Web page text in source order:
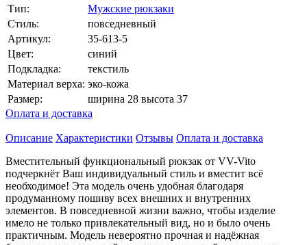
Тип:
Мужские рюкзаки
Стиль:
повседневный
Артикул:
35-613-5
Цвет:
синий
Подкладка:
текстиль
Материал верха: эко-кожа
Размер:
ширина 28 высота 37
Оплата и доставка
Описание Характеристики Отзывы Оплата и доставка
Вместительный функциональный рюкзак от VV-Vito
подчеркнёт Ваш индивидуальный стиль и вместит всё
необходимое! Эта модель очень удобная благодаря
продуманному пошиву всех внешних и внутренних
элементов. В повседневной жизни важно, чтобы изделие
имело не только привлекательный вид, но и было очень
практичным. Модель невероятно прочная и надёжная